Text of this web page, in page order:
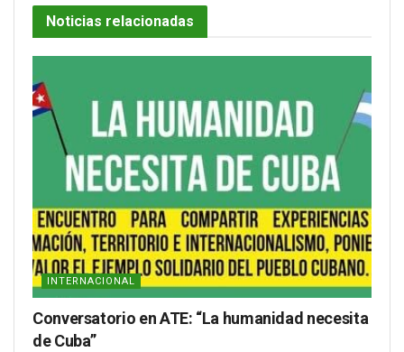
Noticias relacionadas
INTERNACIONAL
Conversatorio en ATE: “La humanidad necesita
de Cuba”